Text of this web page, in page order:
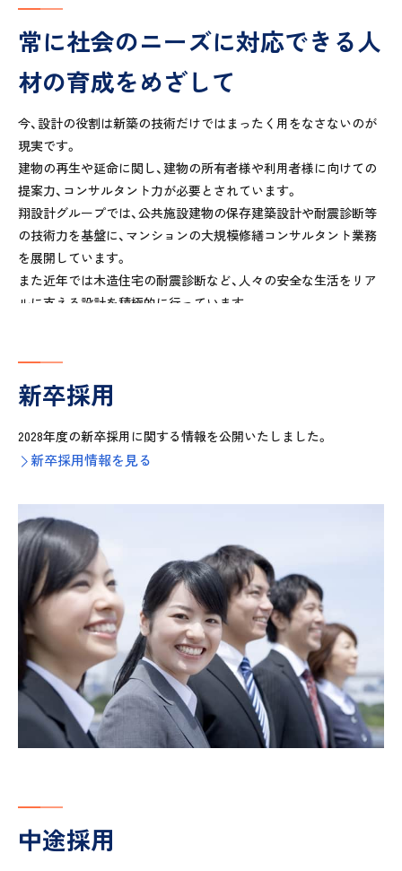
常に社会のニーズに対応できる人
材の育成をめざして
今、設計の役割は新築の技術だけではまったく用をなさないのが
現実です。
建物の再生や延命に関し、建物の所有者様や利用者様に向けての
提案力、コンサルタント力が必要とされています。
翔設計グループでは、公共施設建物の保存建築設計や耐震診断等
の技術力を基盤に、マンションの大規模修繕コンサルタント業務
を展開しています。
また近年では木造住宅の耐震診断など、人々の安全な生活をリア
ルに支える設計を積極的に行っています。
新卒採用
2028年度の新卒採用に関する情報を公開いたしました。
新卒採用情報を見る
中途採用